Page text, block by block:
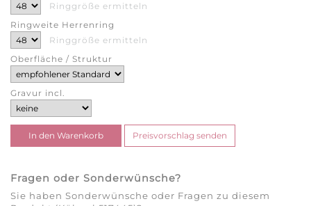
Ringgröße ermitteln
Ringweite Herrenring
Ringgröße ermitteln
Oberfläche / Struktur
Gravur incl.
Fragen oder Sonderwünsche?
Sie haben Sonderwünsche oder Fragen zu diesem